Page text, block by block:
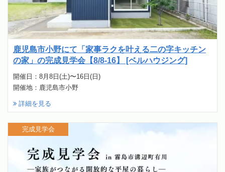
鹿児島市小野にて「家事ラクを叶える二の字キッチン
の家」の完成見学会【8/8-16】 [ベルハウジング]
開催日：8月8日(土)〜16日(日)
開催地：鹿児島市小野
詳細を見る
完成見学会